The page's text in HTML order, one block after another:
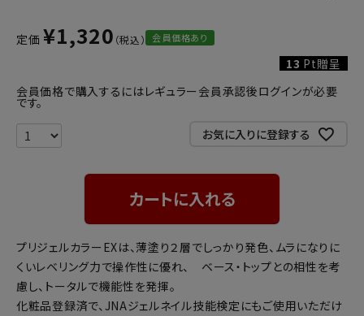
定価 ¥1,320 会員価格あり
13 Pt贈呈
会員価格で購入するにはレギュラー会員承認後ログインが必要
です。
お気に入りに登録する
カートに入れる
プリジェルカラーEXは、薄塗り２層でしっかり発色、ムラになりに
くいレベリング力で操作性に優れ、 ベース・トップとの相性を考
慮し、トータルで機能性を発揮。
化粧品登録済で、JNAジェルネイル技能検定にもご使用いただけ